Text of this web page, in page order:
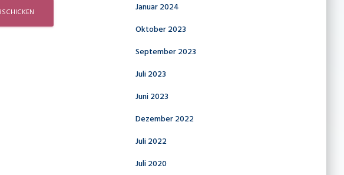
Januar 2024
Oktober 2023
September 2023
Juli 2023
Juni 2023
Dezember 2022
Juli 2022
Juli 2020